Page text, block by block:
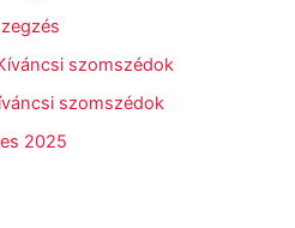
szomszédok
szomszédok
2025